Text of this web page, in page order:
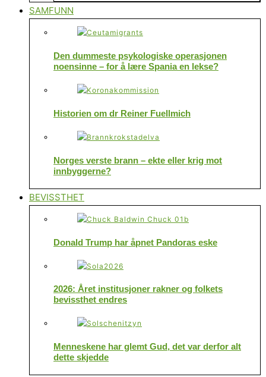
SAMFUNN
Den dummeste psykologiske operasjonen
noensinne – for å lære Spania en lekse?
Historien om dr Reiner Fuellmich
Norges verste brann – ekte eller krig mot
innbyggerne?
BEVISSTHET
Donald Trump har åpnet Pandoras eske
2026: Året institusjoner rakner og folkets
bevissthet endres
Menneskene har glemt Gud, det var derfor alt
dette skjedde